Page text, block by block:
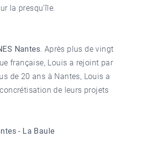
la presqu'île.
Nantes. Après plus de vingt
française, Louis a rejoint par
de 20 ans à Nantes, Louis a
de leurs projets
- La Baule